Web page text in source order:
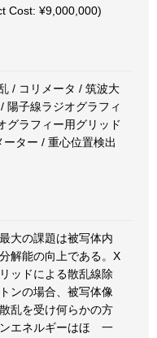
Cost: ¥9,000,000)
/ コリメータ / 筑波大
陽子線ラジオグラフィ
グラフィー用グリッド
ター / 重心位置検出
大の課題は被写体内
解能の向上である。X
ッドによる散乱線除
ンの場合、被写体像
乱を受け何らかの方
エネルギーはほゞ一